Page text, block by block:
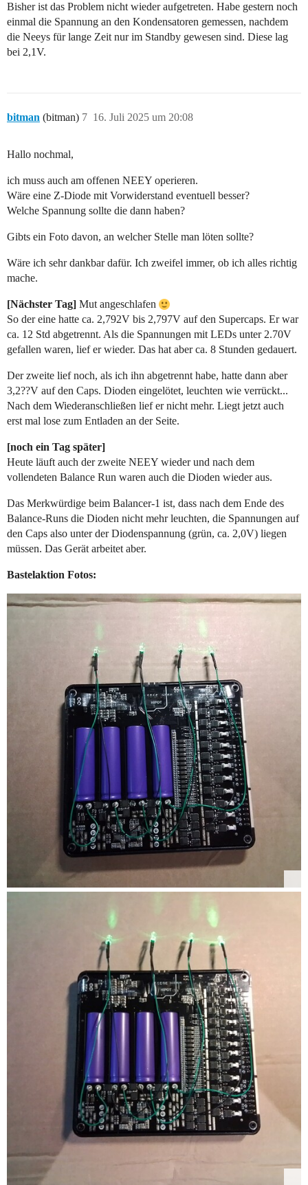
Bisher ist das Problem nicht wieder aufgetreten. Habe gestern noch
einmal die Spannung an den Kondensatoren gemessen, nachdem
die Neeys für lange Zeit nur im Standby gewesen sind. Diese lag
bei 2,1V.
bitman (bitman) 16. Juli 2025 um 20:08
7
Hallo nochmal,
ich muss auch am offenen NEEY operieren.
Wäre eine Z-Diode mit Vorwiderstand eventuell besser?
Welche Spannung sollte die dann haben?
Gibts ein Foto davon, an welcher Stelle man löten sollte?
Wäre ich sehr dankbar dafür. Ich zweifel immer, ob ich alles richtig
mache.
[Nächster Tag] Mut angeschlafen
So der eine hatte ca. 2,792V bis 2,797V auf den Supercaps. Er war
ca. 12 Std abgetrennt. Als die Spannungen mit LEDs unter 2.70V
gefallen waren, lief er wieder. Das hat aber ca. 8 Stunden gedauert.
Der zweite lief noch, als ich ihn abgetrennt habe, hatte dann aber
3,2??V auf den Caps. Dioden eingelötet, leuchten wie verrückt...
Nach dem Wiederanschließen lief er nicht mehr. Liegt jetzt auch
erst mal lose zum Entladen an der Seite.
[noch ein Tag später]
Heute läuft auch der zweite NEEY wieder und nach dem
vollendeten Balance Run waren auch die Dioden wieder aus.
Das Merkwürdige beim Balancer-1 ist, dass nach dem Ende des
Balance-Runs die Dioden nicht mehr leuchten, die Spannungen auf
den Caps also unter der Diodenspannung (grün, ca. 2,0V) liegen
müssen. Das Gerät arbeitet aber.
Bastelaktion Fotos: